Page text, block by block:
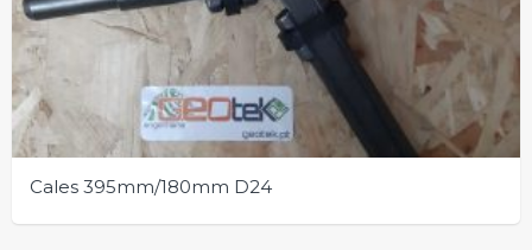
Cales 395mm/180mm D24